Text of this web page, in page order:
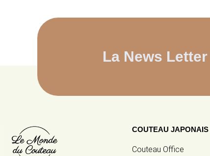
La News
COUTEAU JAPONAIS
Couteau Office